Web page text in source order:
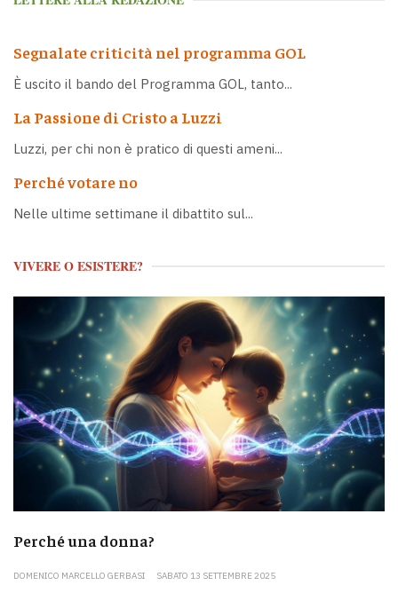
Segnalate criticità nel programma GOL
È uscito il bando del Programma GOL, tanto...
La Passione di Cristo a Luzzi
Luzzi, per chi non è pratico di questi ameni...
Perché votare no
Nelle ultime settimane il dibattito sul...
VIVERE O ESISTERE?
Perché una donna?
DOMENICO MARCELLO GERBASI SABATO 13 SETTEMBRE 2025